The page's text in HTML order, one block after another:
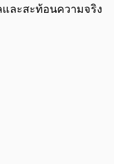
ละสะท้อนความจริง